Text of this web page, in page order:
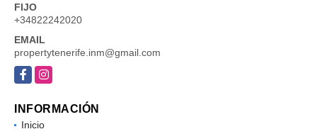
FIJO
+34822242020
EMAIL
propertytenerife.inm@gmail.com
FacebookInstagram
INFORMACIÓN
Inicio